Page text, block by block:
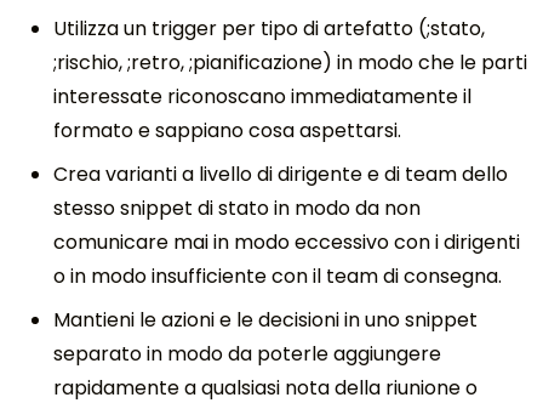
Utilizza un trigger per tipo di artefatto (;stato,
;rischio, ;retro, ;pianificazione) in modo che le parti
interessate riconoscano immediatamente il
formato e sappiano cosa aspettarsi.
Crea varianti a livello di dirigente e di team dello
stesso snippet di stato in modo da non
comunicare mai in modo eccessivo con i dirigenti
o in modo insufficiente con il team di consegna.
Mantieni le azioni e le decisioni in uno snippet
separato in modo da poterle aggiungere
rapidamente a qualsiasi nota della riunione o